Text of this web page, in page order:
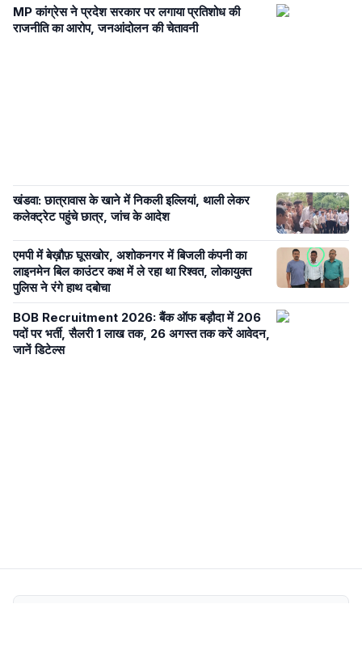
MP कांग्रेस ने प्रदेश सरकार पर लगाया प्रतिशोध की
राजनीति का आरोप, जनआंदोलन की चेतावनी
खंडवा: छात्रावास के खाने में निकली इल्लियां, थाली लेकर
कलेक्ट्रेट पहुंचे छात्र, जांच के आदेश
एमपी में बेख़ौफ़ घूसखोर, अशोकनगर में बिजली कंपनी का
लाइनमेन बिल काउंटर कक्ष में ले रहा था रिश्वत, लोकायुक्त
पुलिस ने रंगे हाथ दबोचा
BOB Recruitment 2026: बैंक ऑफ बड़ौदा में 206
पदों पर भर्ती, सैलरी 1 लाख तक, 26 अगस्त तक करें आवेदन,
जानें डिटेल्स